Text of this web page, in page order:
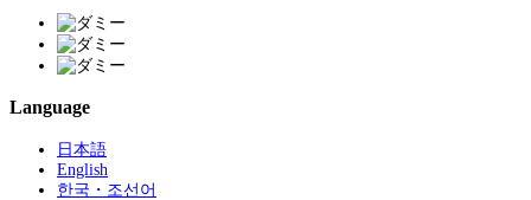
Language
日本語
English
한국・조선어